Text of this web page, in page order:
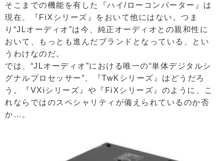
そこまでの機能を有した『ハイ/ローコンバーター』は
現在、『FiXシリーズ』をおいて他にはない。つま
り“JLオーディオ”は今、純正オーディオとの親和性に
おいて、もっとも進んだブランドとなっている、とい
うわけなのだ。
では、“JLオーディオ”における唯一の“単体デジタルシ
グナルプロセッサー”、『TwKシリーズ』はどうだろ
う。『VXiシリーズ』や『FiXシリーズ』のように、こ
れならではのスペシャリティが備えられているのか否
か…。